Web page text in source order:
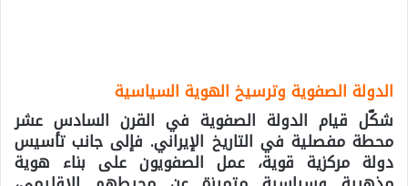
الدولة الصفوية وترسيخ الهوية السياسية
شكّل قيام الدولة الصفوية في القرن السادس عشر
محطة مفصلية في التاريخ الإيراني. فإلى جانب تأسيس
دولة مركزية قوية، عمل الصفويون على بناء هوية